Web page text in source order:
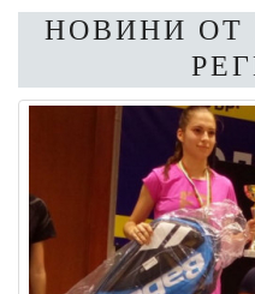
НОВИНИ ОТ